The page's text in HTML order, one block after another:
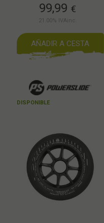
99,99 €
21.00% IVAinc.
AÑADIR A CESTA
DISPONIBLE